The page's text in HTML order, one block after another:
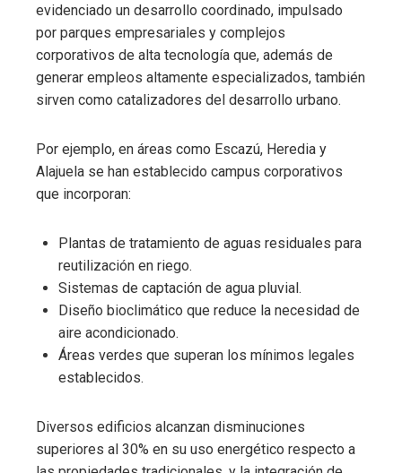
evidenciado un desarrollo coordinado, impulsado
por parques empresariales y complejos
corporativos de alta tecnología que, además de
generar empleos altamente especializados, también
sirven como catalizadores del desarrollo urbano.
Por ejemplo, en áreas como Escazú, Heredia y
Alajuela se han establecido campus corporativos
que incorporan:
Plantas de tratamiento de aguas residuales para
reutilización en riego.
Sistemas de captación de agua pluvial.
Diseño bioclimático que reduce la necesidad de
aire acondicionado.
Áreas verdes que superan los mínimos legales
establecidos.
Diversos edificios alcanzan disminuciones
superiores al 30% en su uso energético respecto a